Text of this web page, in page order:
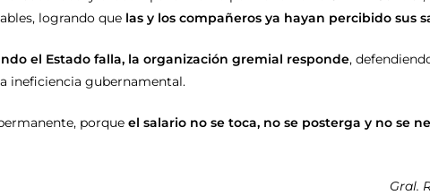
logrando que las y los compañeros ya hayan percibido sus
el Estado falla, la organización gremial responde,
ineficiencia gubernamental.
porque el salario no se toca, no se posterga y no se
Gral.